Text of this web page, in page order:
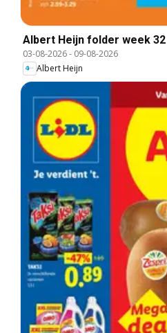
Albert Heijn folder week 32
03-08-2026- 09-08-2026
Albert Heijn